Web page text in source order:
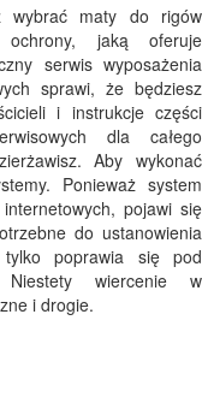
wybrać maty do rigów
jaką oferuje
serwis wyposażenia
sprawi, że będziesz
i instrukcje części
dla całego
Aby wykonać
Ponieważ system
pojawi się
do ustanowienia
tylko poprawia się pod
Niestety wiercenie w
i drogie.